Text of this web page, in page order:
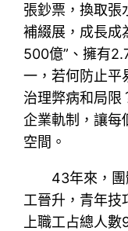
張鈔票，換取張
補綴展，成長成
500億”、擁有
一，若何防止平
治理弊病和局限
企業軌制，讓每
空間。
43年來，
工晉升，青年技
上職工占總人數